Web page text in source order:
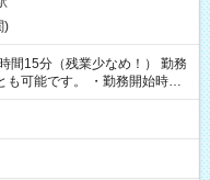
)
間15分（残業少なめ！） 勤務
も可能です。 ・勤務開始時
間 16:00～17:15 ・実働